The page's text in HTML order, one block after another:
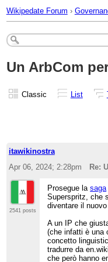
Wikipedate Forum ›
Un ArbCom
Classic List
itawikinostra
Apr 06, 2024; 2:28pm
Re:
2541 posts
Prosegue lasaga
Superspritz, che
diventare il nuovo
A un IP che
(che infatti è una
concetto
tradurre da
che però hanno